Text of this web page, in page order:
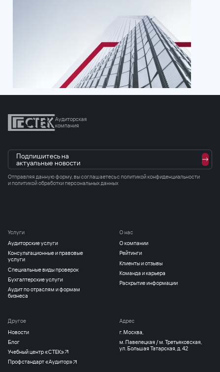
Аудиторская
компания
Подпишитесь на
актуальные новости
Отправляя данную форму, вы соглашаетесь сполитикой конфиденциальности
и политикой обработки персональных данных
Услуги
Аудиторские услуги
Консультационные и правовые
услуги
Специальные виды проверок
Бухгалтерские услуги
Аудит по отраслям и формам
бизнеса
О нас
О компании
Рейтинги
Клиенты и отзывы
Команда и карьера
Раскрытие информации
Другое
Новости
Блог
Учебный центр «СТЕК»
Профстандарт «Аудитор»
Адрес
г. Москва,
м. Павелецкая / м. Третьяковская,
ул. Большая Татарская, д. 42